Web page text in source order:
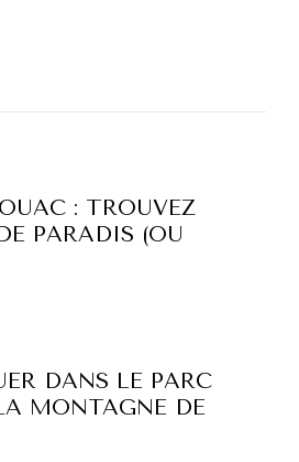
: TROUVEZ
PARADIS (OU
DANS LE PARC
MONTAGNE DE